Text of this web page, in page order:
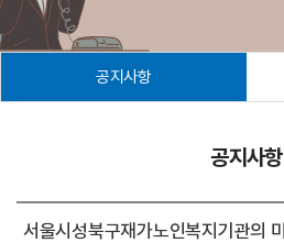
공지사항
공지사항
서울시성북구재가노인복지기관의